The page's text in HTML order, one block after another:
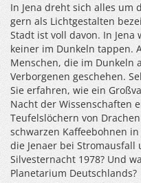
In Jena dreht sich alles um
gern als Lichtgestalten
Stadt ist voll davon. In
keiner im Dunkeln tappen.
Menschen, die im Dunkeln
Verborgenen geschehen.
Sie erfahren, wie ein
Nacht der Wissenschaften
Teufelslöchern von
schwarzen Kaffeebohnen
die Jenaer bei
Silvesternacht 1978? Und
Planetarium Deutschlands?